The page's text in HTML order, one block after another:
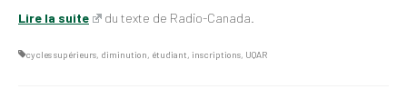
Signature – Courriel –
valorisation
Lire la suite du texte de Radio-Canada.
cycles supérieurs, diminution, étudiant, inscriptions, UQAR